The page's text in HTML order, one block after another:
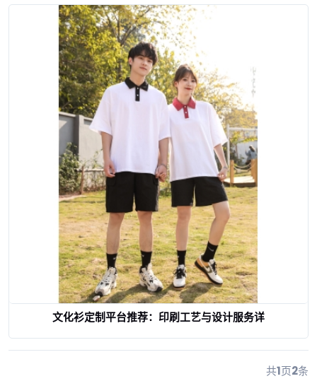
查看详情
文化衫定制平台推荐：印刷工艺与设计服务详
共1页2条